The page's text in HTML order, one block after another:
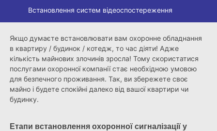
Встановлення систем відеоспостереження
Якщо думаєте встановлювати вам охоронне обладнання
в квартиру / будинок / котедж, то час діяти! Адже
кількість майнових злочинів зросла! Тому скористатися
послугами охоронної компанії стає необхідною умовою
для безпечного проживання. Так, ви збережете своє
майно і будете спокійні далеко від вашої квартири чи
будинку.
Етапи встановлення охоронної сигналізації у